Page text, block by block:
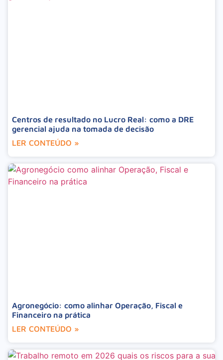
Centros de resultado no Lucro Real: como a DRE
gerencial ajuda na tomada de decisão
LER CONTEÚDO »
Agronegócio: como alinhar Operação, Fiscal e
Financeiro na prática
LER CONTEÚDO »